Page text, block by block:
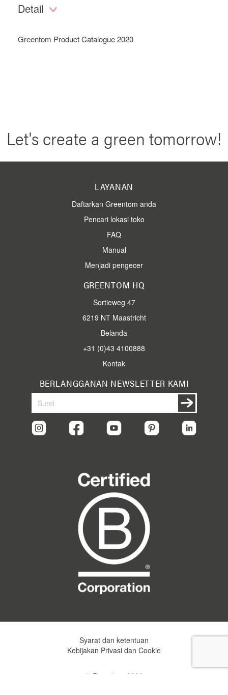
Detail
Greentom Product Catalogue 2020
Let's create a green tomorrow!
LAYANAN
Daftarkan Greentom anda
Pencari lokasi toko
FAQ
Manual
Menjadi pengecer
GREENTOM HQ
Sortieweg 47
6219 NT Maastricht
Belanda
+31 (0)43 4100888
Kontak
BERLANGGANAN NEWSLETTER KAMI
kami
Syarat dan ketentuan
Kebijakan Privasi dan Cookie
© Greentom 2026